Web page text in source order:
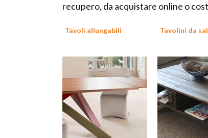
recupero, da acquistare online o
Tavoli allungabili Tavolini da